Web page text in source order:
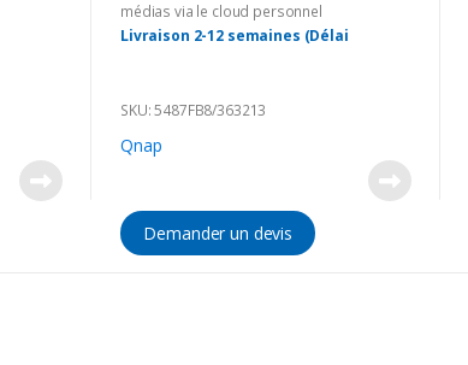
médias via le cloud personnel
Livraison 2-12 semaines (Délai
SKU: 5487FB8/363213
Qnap
Demander un devis